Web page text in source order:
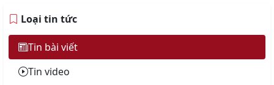
Loại tin tức
Tin bài viết
Tin video